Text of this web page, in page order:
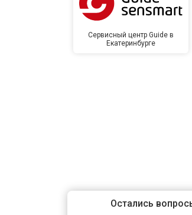
Сервисный центр Guide в
Екатеринбурге
Остались